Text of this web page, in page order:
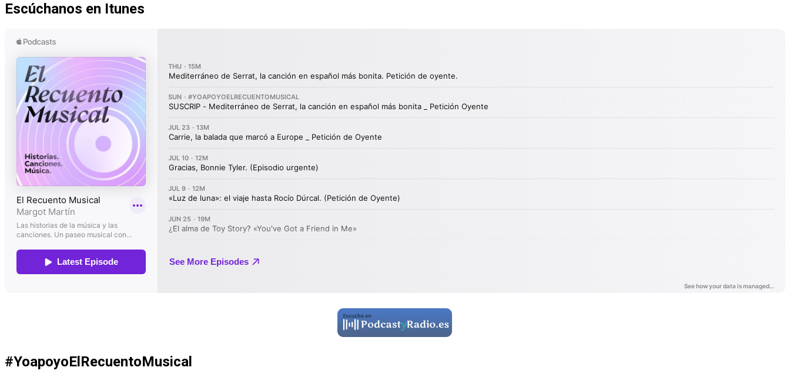
Escúchanos en Itunes
#YoapoyoElRecuentoMusical